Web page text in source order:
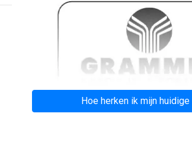
Hoe herken ik mijn